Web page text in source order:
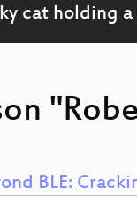
BLE: